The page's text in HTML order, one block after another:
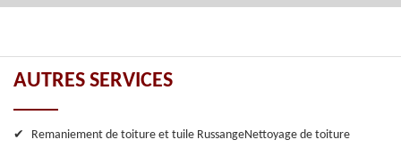
AUTRES SERVICES
Remaniement de toiture et tuile RussangeNettoyage de toiture